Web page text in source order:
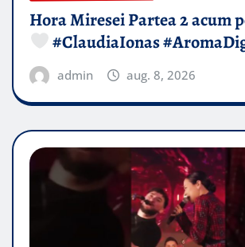
Hora Miresei Partea 2 acum
#ClaudiaIonas
admin aug. 8, 2026